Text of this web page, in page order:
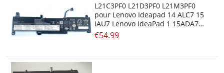
L21C3PF0 L21D3PF0 L21M3PF0
pour Lenovo Ideapad 14 ALC7 15
IAU7 Lenovo IdeaPad 1 15ADA7
15.6inch
€54.99